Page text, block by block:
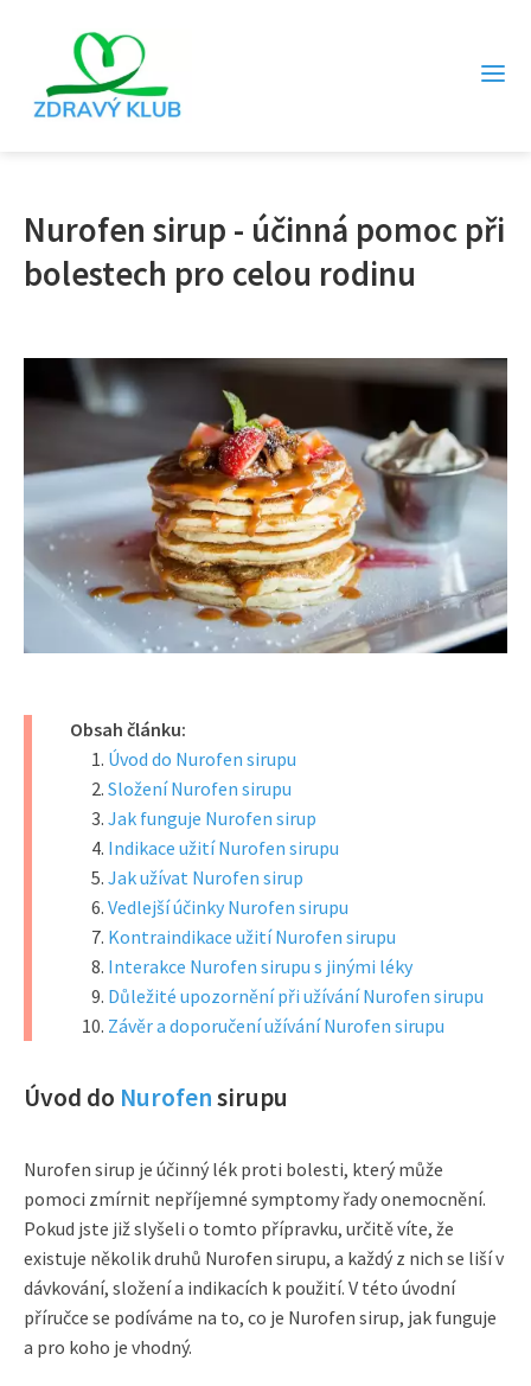
Nurofen sirup - účinná pomoc při
bolestech pro celou rodinu
Obsah článku:
Úvod do Nurofen sirupu
Složení Nurofen sirupu
Jak funguje Nurofen sirup
Indikace užití Nurofen sirupu
Jak užívat Nurofen sirup
Vedlejší účinky Nurofen sirupu
Kontraindikace užití Nurofen sirupu
Interakce Nurofen sirupu s jinými léky
Důležité upozornění při užívání Nurofen sirupu
Závěr a doporučení užívání Nurofen sirupu
Úvod do Nurofensirupu
Nurofen sirup je účinný lék proti bolesti, který může
pomoci zmírnit nepříjemné symptomy řady onemocnění.
Pokud jste již slyšeli o tomto přípravku, určitě víte, že
existuje několik druhů Nurofen sirupu, a každý z nich se liší v
dávkování, složení a indikacích k použití. V této úvodní
příručce se podíváme na to, co je Nurofen sirup, jak funguje
a pro koho je vhodný.